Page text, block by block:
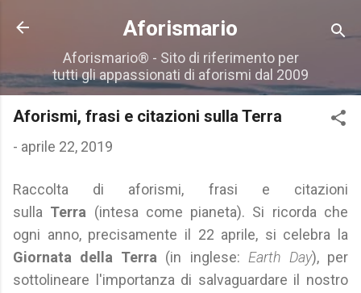
Passa ai contenuti principali
Aforismario
Aforismario® - Sito di riferimento per
tutti gli appassionati di aforismi dal 2009
Aforismi, frasi e citazioni sulla Terra
- aprile 22, 2019
Raccolta di aforismi, frasi e citazioni
sulla Terra (intesa come pianeta). Si ricorda che
ogni anno, precisamente il 22 aprile, si celebra la
Giornata della Terra (in inglese: Earth Day), per
sottolineare l'importanza di salvaguardare il nostro